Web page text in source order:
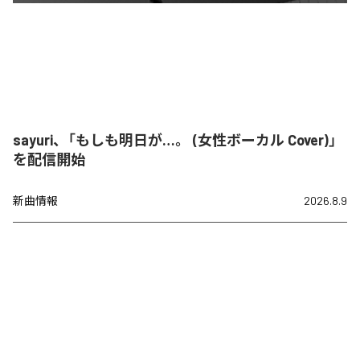
sayuri、「もしも明日が…。 (女性ボーカル Cover)」
を配信開始
新曲情報 2026.8.9